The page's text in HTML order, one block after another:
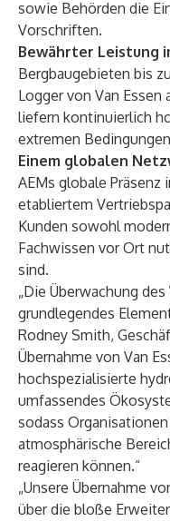
sowie Behörden die
Vorschriften.
Bewährter Leistung
Bergbaugebieten bis
Logger von Van
liefern kontinuierlich
extremen
Einem globalen
AEMs globale Präsenz
etabliertem
Kunden sowohl
Fachwissen vor Ort
sind.
„Die Überwachung
grundlegendes
Rodney Smith,
Übernahme von Van
hochspezialisierte
umfassendes
sodass
atmosphärische
reagieren können.“
„Unsere Übernahme
über die bloße